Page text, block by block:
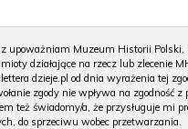
upoważniam Muzeum Historii
działające na rzecz lub zlecenie
dzieje.pl od dnia wyrażenia tej
zgody nie wpływa na
też świadomy/a, że przysługuje mi
do sprzeciwu wobec przetwarzania.